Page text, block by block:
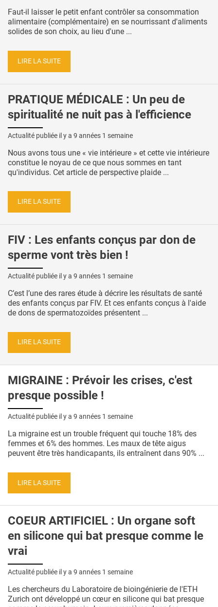
Faut-il laisser le petit enfant contrôler sa consommation
alimentaire (complémentaire) en se nourrissant d'aliments
solides de son choix, au lieu d'une ...
LIRE LA SUITE
PRATIQUE MÉDICALE : Un peu de
spiritualité ne nuit pas à l'efficience
Actualité publiée il y a 9 années 1 semaine
Nous avons tous une « vie intérieure » et cette vie intérieure
constitue le noyau de ce que nous sommes en tant
qu'individus. Cet article de perspective plaide ...
LIRE LA SUITE
FIV : Les enfants conçus par don de
sperme vont très bien !
Actualité publiée il y a 9 années 1 semaine
C’est l’une des rares étude à décrire les résultats de santé
des enfants conçus par FIV. Et ces enfants conçus à l'aide
de dons de spermatozoïdes présentent ...
LIRE LA SUITE
MIGRAINE : Prévoir les crises, c'est
presque possible !
Actualité publiée il y a 9 années 1 semaine
La migraine est un trouble fréquent qui touche 18% des
femmes et 6% des hommes. Les maux de tête aigus
peuvent être très handicapants, ils entraînent dans 90% ...
LIRE LA SUITE
COEUR ARTIFICIEL : Un organe soft
en silicone qui bat presque comme le
vrai
Actualité publiée il y a 9 années 1 semaine
Les chercheurs du Laboratoire de bioingénierie de l'ETH
Zurich ont développé un cœur en silicone qui bat presque